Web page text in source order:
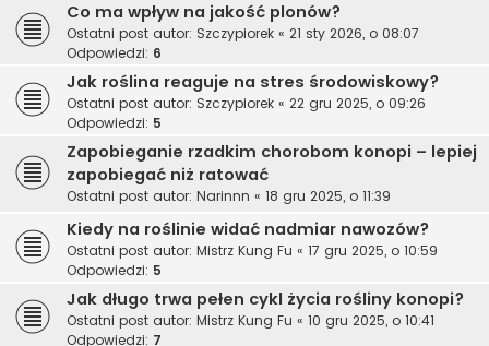
Co ma wpływ na jakość plonów?
Ostatni post autor: Szczypiorek « 21 sty 2026, o 08:07
Odpowiedzi: 6
Jak roślina reaguje na stres środowiskowy?
Ostatni post autor: Szczypiorek « 22 gru 2025, o 09:26
Odpowiedzi: 5
Zapobieganie rzadkim chorobom konopi – lepiej
zapobiegać niż ratować
Ostatni post autor: Narinnn « 18 gru 2025, o 11:39
Kiedy na roślinie widać nadmiar nawozów?
Ostatni post autor: Mistrz Kung Fu « 17 gru 2025, o 10:59
Odpowiedzi: 5
Jak długo trwa pełen cykl życia rośliny konopi?
Ostatni post autor: Mistrz Kung Fu « 10 gru 2025, o 10:41
Odpowiedzi: 7